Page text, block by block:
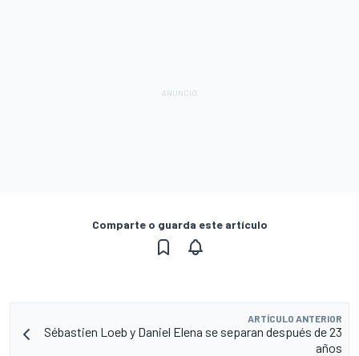
Comparte o guarda este artículo
ARTÍCULO ANTERIOR
Sébastien Loeb y Daniel Elena se separan después de 23
años